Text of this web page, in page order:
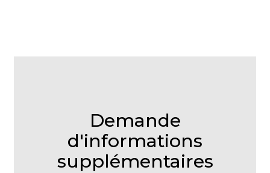
Demande
d'informations
supplémentaires